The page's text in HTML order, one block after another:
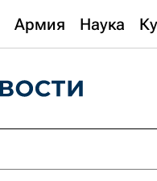
Армия Наука